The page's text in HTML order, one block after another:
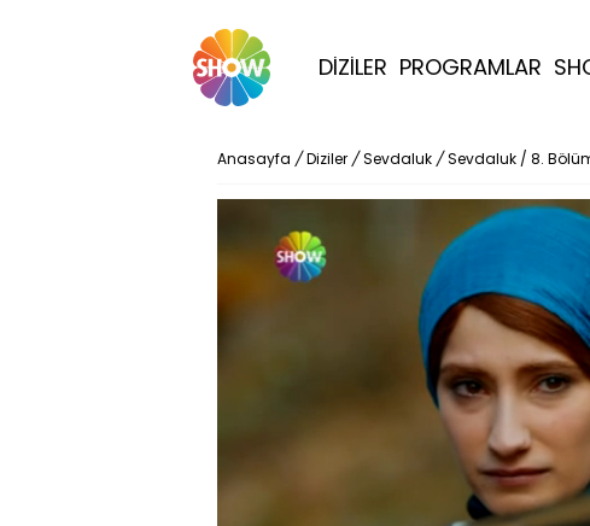
DİZİLER PROGRAMLAR
Anasayfa / Diziler / Sevdaluk / Sevdaluk / 8.
Video
Oynatıcısı
yükleniyor.